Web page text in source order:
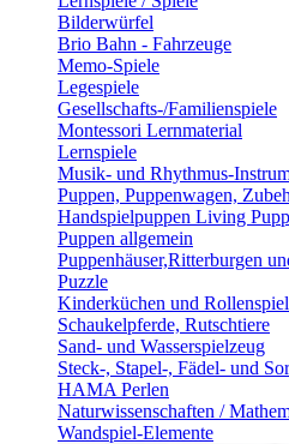
Bilderwürfel
Brio Bahn - Fahrzeuge
Memo-Spiele
Legespiele
Gesellschafts-/Familienspiele
Montessori Lernmaterial
Lernspiele
Musik- und Rhythmus-
Puppen, Puppenwagen,
Handspielpuppen Living
Puppen allgemein
Puppenhäuser,Ritterburgen
Puzzle
Kinderküchen und
Schaukelpferde, Rutschtiere
Sand- und Wasserspielzeug
Steck-, Stapel-, Fädel- und
HAMA Perlen
Naturwissenschaften /
Wandspiel-Elemente